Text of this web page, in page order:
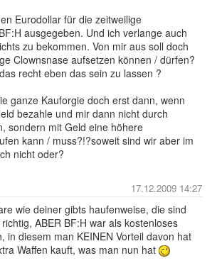
Eurodollar für die zeitweilige
ausgegeben. Und ich verlange auch
zu bekommen. Von mir aus soll doch
Clownsnase aufsetzen können / dürfen?
recht eben das sein zu lassen ?
ganze Kauforgie doch erst dann, wenn
bezahle und mir dann nicht durch
sondern mit Geld eine höhere
kann / muss?!?soweit sind wir aber im
nicht oder?
17.12.2009 14:27
wie deiner gibts haufenweise, die sind
ABER BF:H war als kostenloses
in diesem man KEINEN Vorteil davon hat
Waffen kauft, was man nun hat